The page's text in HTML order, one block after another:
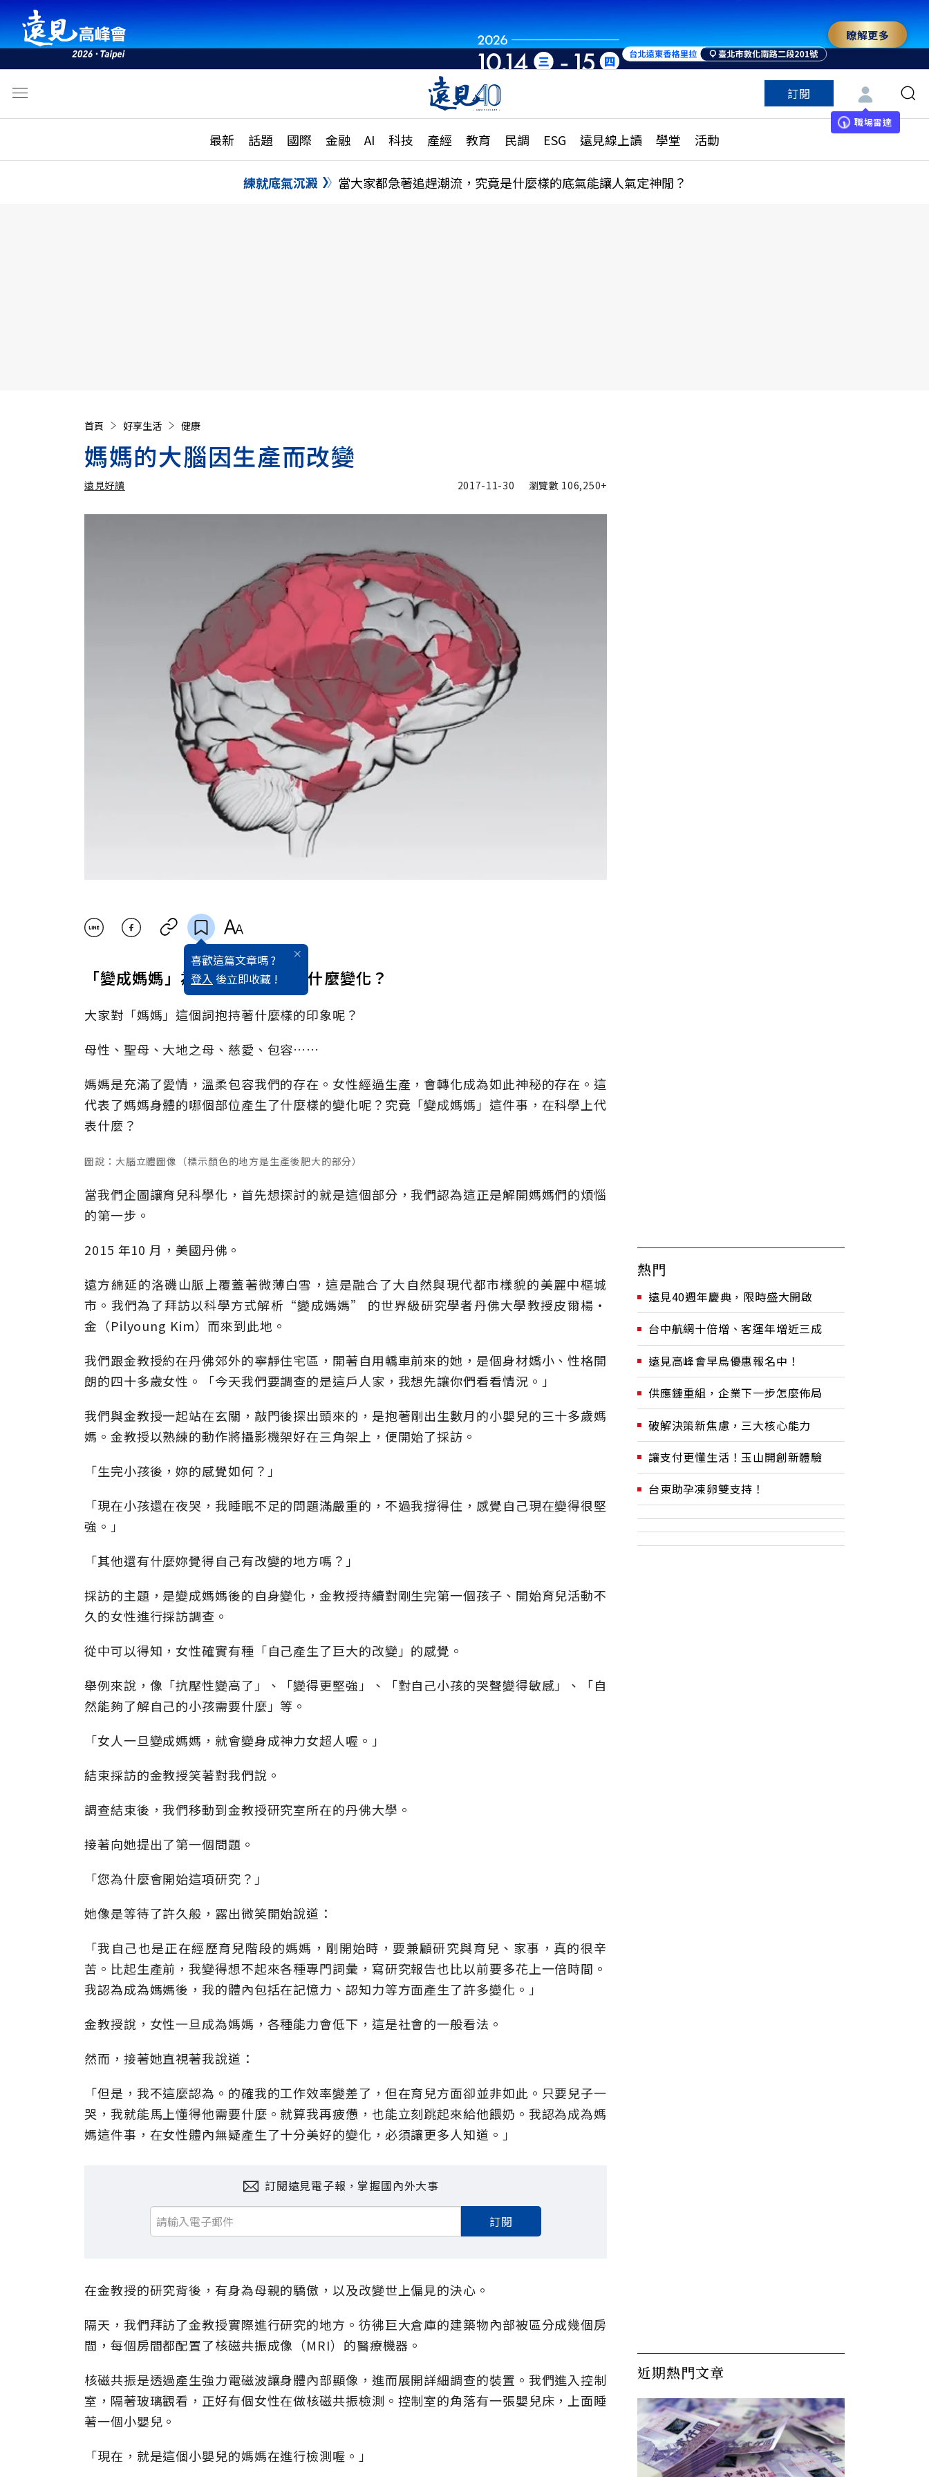
瞭解更多
訂閱
職場雷達
最新 話題 國際 金融 AI 科技 產經 教育 民調 ESG 遠見線上讀 學堂 活動
活動
話題
國際
特輯
大學升學、職涯攻略
縣市施政調查全解析
民調
更多訂閱方案
特色頻道
練就底氣沉澱 當大家都急著追趕潮流，究竟是什麼樣的底氣能讓人氣定神閒？
首頁 好享生活 健康
媽媽的大腦因生產而改變
遠見好讀 2017-11-30 瀏覽數 106,250+
喜歡這篇文章嗎 ?
登入 後立即收藏 !
「變成媽媽」為女性的身體帶來什麼變化？
大家對「媽媽」這個詞抱持著什麼樣的印象呢？
母性、聖母、大地之母、慈愛、包容……
媽媽是充滿了愛情，溫柔包容我們的存在。女性經過生產，會轉化成為如此神秘的存在。這
代表了媽媽身體的哪個部位產生了什麼樣的變化呢？究竟「變成媽媽」這件事，在科學上代
表什麼？
圖說：大腦立體圖像（標示顏色的地方是生產後肥大的部分）
當我們企圖讓育兒科學化，首先想探討的就是這個部分，我們認為這正是解開媽媽們的煩惱
的第一步。
2015 年10 月，美國丹佛。
遠方綿延的洛磯山脈上覆蓋著微薄白雪，這是融合了大自然與現代都市樣貌的美麗中樞城
市。我們為了拜訪以科學方式解析“變成媽媽” 的世界級研究學者丹佛大學教授皮爾楊・
金（Pilyoung­ Kim）而來到此地。
我們跟金教授約在丹佛郊外的寧靜住宅區，開著自用轎車前來的她，是個身材嬌小、性格開
朗的四十多歲女性。「今天我們要調查的是這戶人家，我想先讓你們看看情況。」
我們與金教授一起站在玄關，敲門後探出頭來的，是抱著剛出生數月的小嬰兒的三十多歲媽
媽。金教授以熟練的動作將攝影機架好在三角架上，便開始了採訪。
「生完小孩後，妳的感覺如何？」
「現在小孩還在夜哭，我睡眠不足的問題滿嚴重的，不過我撐得住，感覺自己現在變得很堅
強。」
「其他還有什麼妳覺得自己有改變的地方嗎？」
採訪的主題，是變成媽媽後的自身變化，金教授持續對剛生完第一個孩子、開始育兒活動不
久的女性進行採訪調查。
從中可以得知，女性確實有種「自己產生了巨大的改變」的感覺。
舉例來說，像「抗壓性變高了」、「變得更堅強」、「對自己小孩的哭聲變得敏感」、「自
然能夠了解自己的小孩需要什麼」等。
「女人一旦變成媽媽，就會變身成神力女超人喔。」
結束採訪的金教授笑著對我們說。
調查結束後，我們移動到金教授研究室所在的丹佛大學。
接著向她提出了第一個問題。
「您為什麼會開始這項研究？」
她像是等待了許久般，露出微笑開始說道：
「我自己也是正在經歷育兒階段的媽媽，剛開始時，要兼顧研究與育兒、家事，真的很辛
苦。比起生產前，我變得想不起來各種專門詞彙，寫研究報告也比以前要多花上一倍時間。
我認為成為媽媽後，我的體內包括在記憶力、認知力等方面產生了許多變化。」
金教授說，女性一旦成為媽媽，各種能力會低下，這是社會的一般看法。
然而，接著她直視著我說道：
「但是，我不這麼認為。的確我的工作效率變差了，但在育兒方面卻並非如此。只要兒子一
哭，我就能馬上懂得他需要什麼。就算我再疲憊，也能立刻跳起來給他餵奶。我認為成為媽
媽這件事，在女性體內無疑產生了十分美好的變化，必須讓更多人知道。」
訂閱遠見電子報，掌握國內外大事
訂閱
在金教授的研究背後，有身為母親的驕傲，以及改變世上偏見的決心。
隔天，我們拜訪了金教授實際進行研究的地方。彷彿巨大倉庫的建築物內部被區分成幾個房
間，每個房間都配置了核磁共振成像（MRI）的醫療機器。
核磁共振是透過產生強力電磁波讓身體內部顯像，進而展開詳細調查的裝置。我們進入控制
室，隔著玻璃觀看，正好有個女性在做核磁共振檢測。控制室的角落有一張嬰兒床，上面睡
著一個小嬰兒。
「現在，就是這個小嬰兒的媽媽在進行檢測喔。」
熱門
遠見40週年慶典，限時盛大開啟
台中航網十倍增、客運年增近三成
遠見高峰會早鳥優惠報名中！
供應鏈重組，企業下一步怎麼佈局
破解決策新焦慮，三大核心能力
讓支付更懂生活！玉山開創新體驗
台東助孕凍卵雙支持！
近期熱門文章